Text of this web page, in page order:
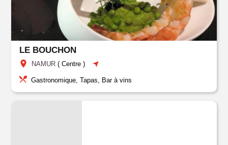
LE BOUCHON
NAMUR (Centre )
Gastronomique, Tapas, Bar à vins